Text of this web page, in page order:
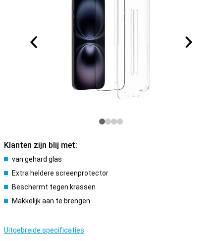
Klanten zijn blij met:
van gehard glas
Extra heldere screenprotector
Beschermt tegen krassen
Makkelijk aan te brengen
Uitgebreide specificaties